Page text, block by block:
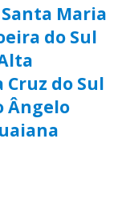
Maria
do Sul
Cruz do Sul
Ângelo